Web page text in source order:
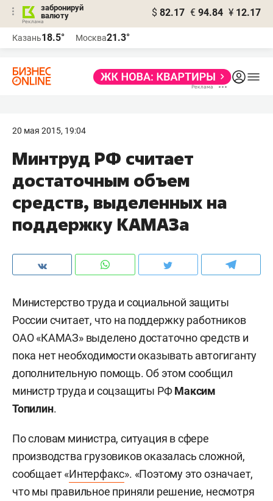
забронируй
валюту
$ 82.17 € 94.84 ¥ 12.17
Казань18.5° Москва21.3°
20 мая 2015, 19:04
Минтруд РФ считает
достаточным объем
средств, выделенных на
поддержку КАМАЗа
Министерство труда и социальной защиты
России считает, что на поддержку работников
ОАО «КАМАЗ» выделено достаточно средств и
пока нет необходимости оказывать автогиганту
дополнительную помощь. Об этом сообщил
министр труда и соцзащиты РФМаксим
Топилин.
По словам министра, ситуация в сфере
производства грузовиков оказалась сложной,
сообщает «Интерфакс». «Поэтому это означает,
что мы правильное приняли решение, несмотря